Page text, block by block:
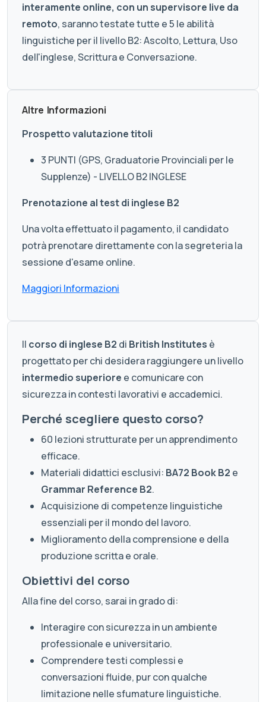
interamente online, con un supervisore live da
remoto, saranno testate tutte e 5 le abilità
linguistiche per il livello B2: Ascolto, Lettura, Uso
dell'inglese, Scrittura e Conversazione.
Altre Informazioni
Prospetto valutazione titoli
3 PUNTI (GPS, Graduatorie Provinciali per le
Supplenze) - LIVELLO B2 INGLESE
Prenotazione al test di inglese B2
Una volta effettuato il pagamento, il candidato
potrà prenotare direttamente con la segreteria la
sessione d'esame online.
Maggiori Informazioni
Il corso di inglese B2 di British Institutes è
progettato per chi desidera raggiungere un livello
intermedio superiore e comunicare con
sicurezza in contesti lavorativi e accademici.
Perché scegliere questo corso?
60 lezioni strutturate per un apprendimento
efficace.
Materiali didattici esclusivi: BA72 Book B2 e
Grammar Reference B2.
Acquisizione di competenze linguistiche
essenziali per il mondo del lavoro.
Miglioramento della comprensione e della
produzione scritta e orale.
Obiettivi del corso
Alla fine del corso, sarai in grado di:
Interagire con sicurezza in un ambiente
professionale e universitario.
Comprendere testi complessi e
conversazioni fluide, pur con qualche
limitazione nelle sfumature linguistiche.